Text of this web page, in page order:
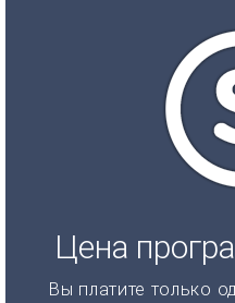
Цена
Вы платите только